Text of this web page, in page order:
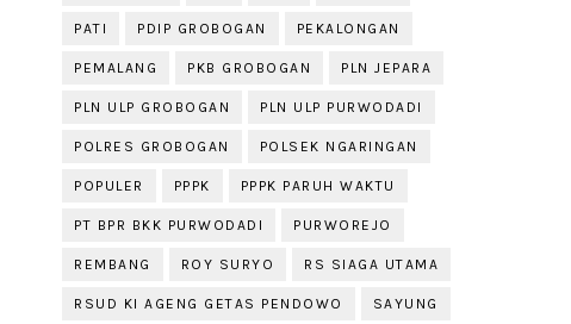
PATI PDIP GROBOGAN PEKALONGAN
PEMALANG PKB GROBOGAN PLN JEPARA
PLN ULP GROBOGAN PLN ULP PURWODADI
POLRES GROBOGAN POLSEK NGARINGAN
POPULER PPPK PPPK PARUH WAKTU
PT BPR BKK PURWODADI PURWOREJO
REMBANG ROY SURYO RS SIAGA UTAMA
RSUD KI AGENG GETAS PENDOWO SAYUNG